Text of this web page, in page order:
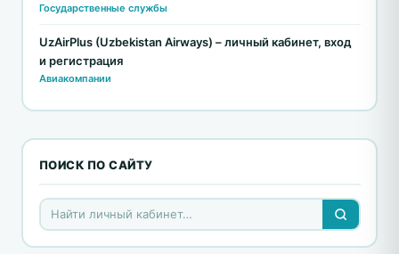
Государственные службы
UzAirPlus (Uzbekistan Airways) – личный кабинет, вход
и регистрация
Авиакомпании
ПОИСК ПО САЙТУ